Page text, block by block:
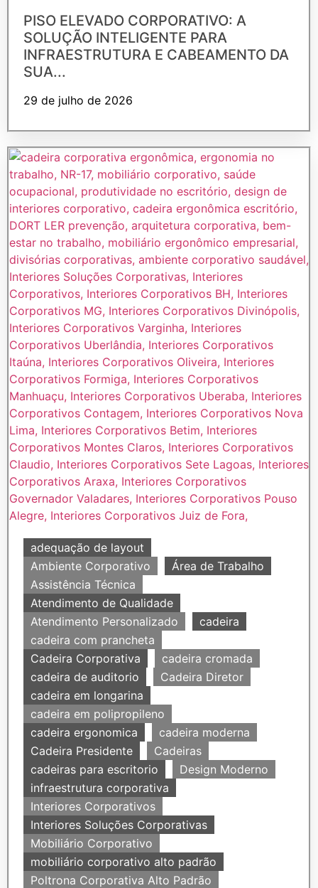
PISO ELEVADO CORPORATIVO: A
SOLUÇÃO INTELIGENTE PARA
INFRAESTRUTURA E CABEAMENTO DA
SUA...
29 de julho de 2026
adequação de layout
Ambiente Corporativo
Área de Trabalho
Assistência Técnica
Atendimento de Qualidade
Atendimento Personalizado
cadeira
cadeira com prancheta
Cadeira Corporativa
cadeira cromada
cadeira de auditorio
Cadeira Diretor
cadeira em longarina
cadeira em polipropileno
cadeira ergonomica
cadeira moderna
Cadeira Presidente
Cadeiras
cadeiras para escritorio
Design Moderno
infraestrutura corporativa
Interiores Corporativos
Interiores Soluções Corporativas
Mobiliário Corporativo
mobiliário corporativo alto padrão
Poltrona Corporativa Alto Padrão